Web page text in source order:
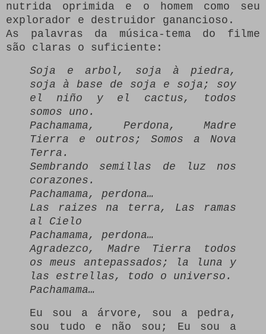
nutrida oprimida e o homem como seu
explorador e destruidor ganancioso.
As palavras da música-tema do filme
são claras o suficiente:
Soja e arbol, soja à piedra,
soja à base de soja e soja;
soy
el niño y el cactus, todos
somos uno.
Pachamama, Perdona, Madre
Tierra e outros;
Somos a Nova
Terra.
Sembrando semillas de luz nos
corazones.
Pachamama, perdona…
Las raizes na terra, Las ramas
al Cielo
Pachamama, perdona…
Agradezco, Madre Tierra todos
os meus antepassados;
la luna y
las estrellas, todo o universo.
Pachamama…
Eu sou a árvore, sou a pedra,
sou tudo e não sou;
Eu sou a